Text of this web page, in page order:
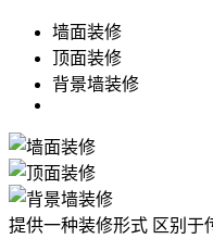
墙面装修
顶面装修
背景墙装修
提供一种装修形式 区别于